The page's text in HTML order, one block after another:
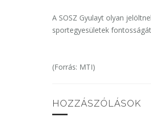
A SOSZ Gyulayt olyan
sportegyesületek
(Forrás: MTI)
HOZZÁSZÓLÁSOK